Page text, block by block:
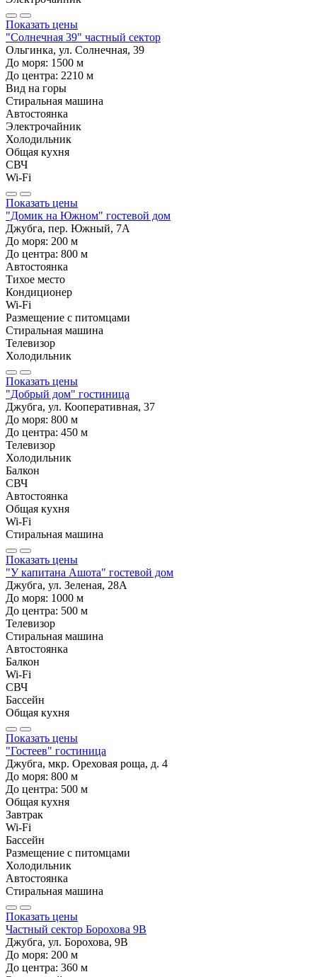
Показать цены
"Солнечная 39" частный сектор
Ольгинка, ул. Солнечная, 39
До моря: 1500 м
До центра: 2210 м
Вид на горы
Стиральная машина
Автостоянка
Электрочайник
Холодильник
Общая кухня
СВЧ
Wi-Fi
Показать цены
"Домик на Южном" гостевой дом
Джубга, пер. Южный, 7А
До моря: 200 м
До центра: 800 м
Автостоянка
Тихое место
Кондиционер
Wi-Fi
Размещение с питомцами
Стиральная машина
Телевизор
Холодильник
Показать цены
"Добрый дом" гостиница
Джубга, ул. Кооперативная, 37
До моря: 800 м
До центра: 450 м
Телевизор
Холодильник
Балкон
СВЧ
Автостоянка
Общая кухня
Wi-Fi
Стиральная машина
Показать цены
"У капитана Ашота" гостевой дом
Джубга, ул. Зеленая, 28А
До моря: 1000 м
До центра: 500 м
Телевизор
Стиральная машина
Автостоянка
Балкон
Wi-Fi
СВЧ
Бассейн
Общая кухня
Показать цены
"Гостеев" гостиница
Джубга, мкр. Ореховая роща, д. 4
До моря: 800 м
До центра: 500 м
Общая кухня
Завтрак
Wi-Fi
Бассейн
Размещение с питомцами
Холодильник
Автостоянка
Стиральная машина
Показать цены
Частный сектор Борохова 9В
Джубга, ул. Борохова, 9В
До моря: 200 м
До центра: 360 м